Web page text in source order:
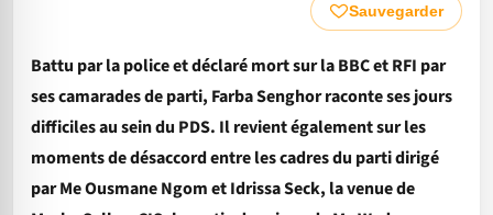
Sauvegarder
Battu par la police et déclaré mort sur la BBC et RFI par
ses camarades de parti, Farba Senghor raconte ses jours
difficiles au sein du PDS. Il revient également sur les
moments de désaccord entre les cadres du parti dirigé
par Me Ousmane Ngom et Idrissa Seck, la venue de